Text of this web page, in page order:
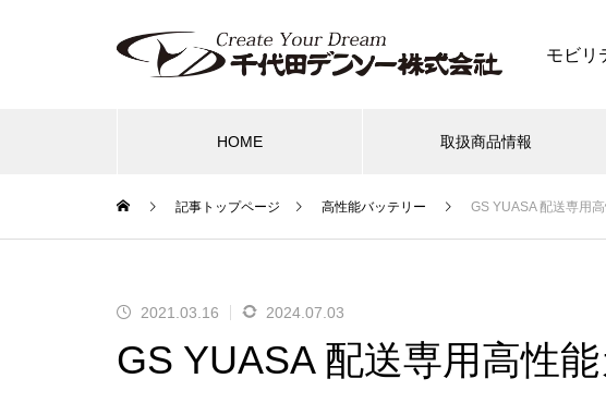
モビリ
HOME 取扱商品情報
バッテリー PIAA タイヤ・ホイール オイ
記事トップページ 高性能バッテリー GS YUASA 配送専用
2021.03.16 2024.07.03
GS YUASA 配送専用高性
Yupiteru レーザー＆レーダー探知機